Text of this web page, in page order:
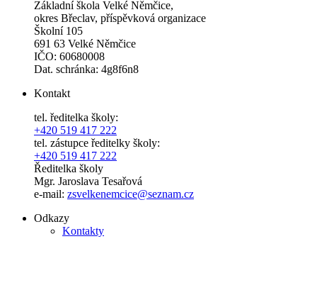
Základní škola Velké Němčice,
okres Břeclav, příspěvková organizace
Školní 105
691 63 Velké Němčice
IČO: 60680008
Dat. schránka: 4g8f6n8
Kontakt
tel. ředitelka školy:
+420 519 417 222
tel. zástupce ředitelky školy:
+420 519 417 222
Ředitelka školy
Mgr. Jaroslava Tesařová
e-mail: zsvelkenemcice@seznam.cz
Odkazy
Kontakty